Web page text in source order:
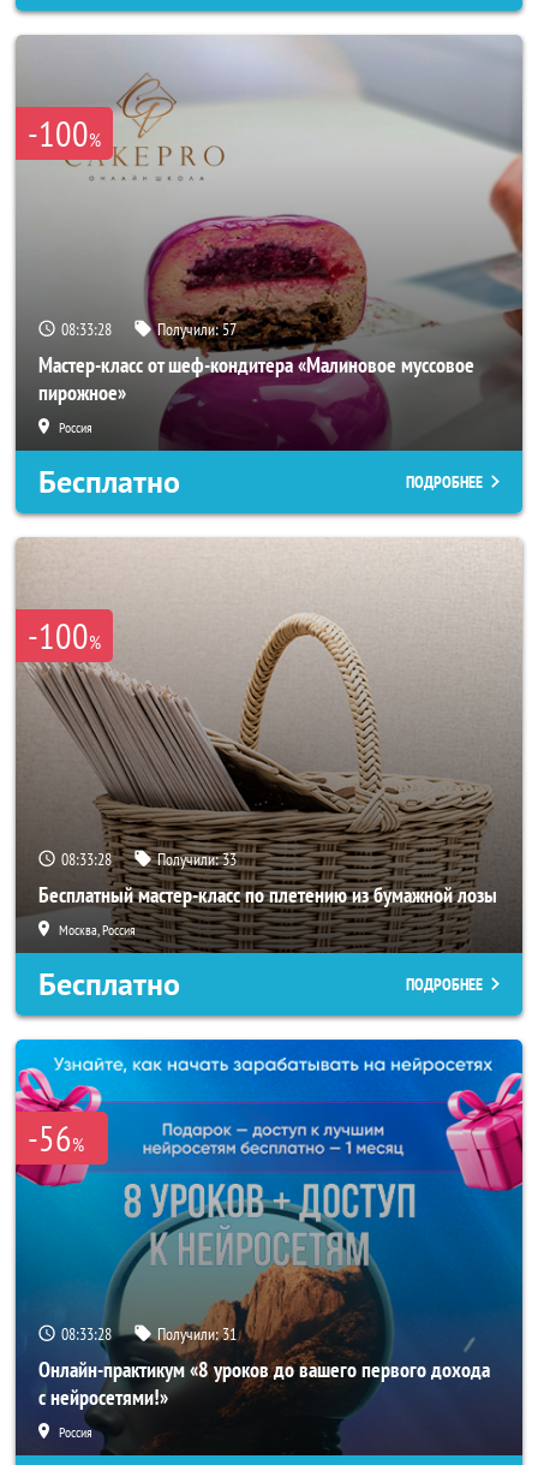
-100%
08:33:26 Получили:57
Мастер-класс от шеф-кондитера «Малиновое муссовое
пирожное»
Россия
Бесплатно ПОДРОБНЕЕ
-100%
08:33:26 Получили:33
Бесплатный мастер-класс по плетению из бумажной лозы
Москва, Россия
Бесплатно ПОДРОБНЕЕ
-56%
08:33:26 Получили:31
Онлайн-практикум «8 уроков до вашего первого дохода
с нейросетями!»
Россия